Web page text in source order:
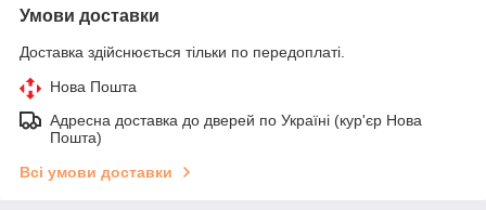
Умови доставки
Доставка здійснюється тільки по передоплаті.
Нова Пошта
Адресна доставка до дверей по Україні (кур'єр Нова
Пошта)
Всі умови доставки